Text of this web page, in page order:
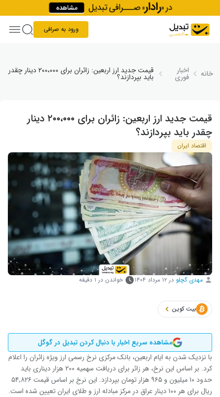
Skip to content
ورود به صرافی
خانه اخبار
فوری
قیمت جدید ارز اربعین: زائران برای ۲۰۰،۰۰۰ دینار چقدر
باید بپردازند؟
قیمت جدید ارز اربعین: زائران برای ۲۰۰،۰۰۰ دینار
چقدر باید بپردازند؟
اقتصاد ایران
مهدی گچلو در ۱۲ مرداد ۱۴۰۴ خواندن در ۱ دقیقه
بیت کوین
مشاهده سریع اخبار با دنبال کردن تبدیل در گوگل
با نزدیک شدن به ایام اربعین، بانک مرکزی نرخ رسمی ارز ویژه زائران را اعلام
کرد. بر اساس این نرخ، هر زائر برای دریافت سهمیه ۲۰۰ هزار دیناری باید
حدود ۱۰ میلیون و ۹۶۵ هزار تومان بپردازد. این نرخ بر اساس قیمت ۵۴,۸۲۶
ریال برای هر ۱۰۰ دینار عراق در مرکز مبادله ارز و طلای ایران تعیین شده است.